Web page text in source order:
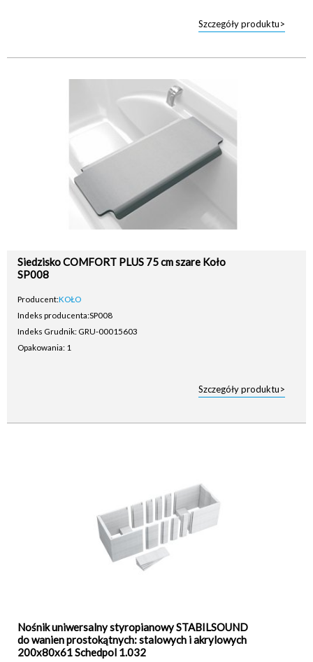
Szczegóły produktu>
Siedzisko COMFORT PLUS 75 cm szare Koło
SP008
Producent:KOŁO
Indeks producenta:SP008
Indeks Grudnik: GRU-00015603
Opakowania: 1
Szczegóły produktu>
Nośnik uniwersalny styropianowy STABILSOUND
do wanien prostokątnych: stalowych i akrylowych
200x80x61 Schedpol 1.032